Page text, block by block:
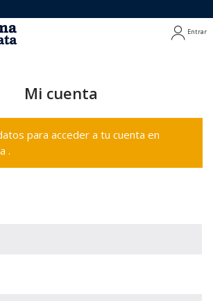
Entrar
Mi cuenta
para acceder a tu cuenta en
.